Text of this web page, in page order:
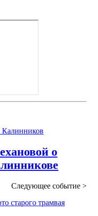
о
Следующее событие >